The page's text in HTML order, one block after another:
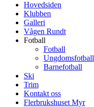
Hovedsiden
Klubben
Galleri
Vågen Rundt
Fotball
Fotball
Ungdomsfotball
Barnefotball
Ski
Trim
Kontakt oss
Flerbrukshuset Myr